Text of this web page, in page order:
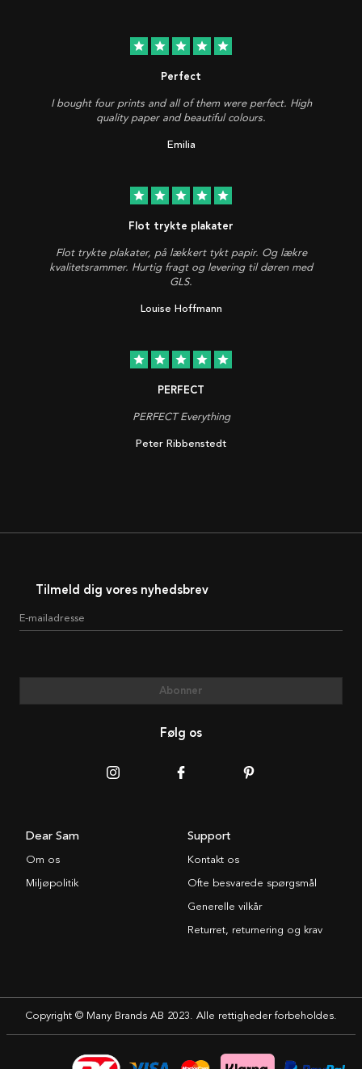
star star star star star
Perfect
I bought four prints and all of them were perfect. High
quality paper and beautiful colours.
Emilia
star star star star star
Flot trykte plakater
Flot trykte plakater, på lækkert tykt papir. Og lækre
kvalitetsrammer. Hurtig fragt og levering til døren med
GLS.
Louise Hoffmann
star star star star star
PERFECT
PERFECT Everything
Peter Ribbenstedt
Tilmeld dig vores nyhedsbrev
E-mailadresse
Abonner
Følg os
Dear Sam
Om os
Miljøpolitik
Support
Kontakt os
Ofte besvarede spørgsmål
Generelle vilkår
Returret, returnering og krav
Copyright © Many Brands AB 2023. Alle rettigheder forbeholdes.